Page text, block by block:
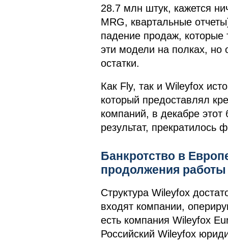
28.7 млн штук, кажется
MRG, квартальные
падение продаж, которые
эти модели на полках, но
остатки.
Как Fly, так и Wileyfox
который предоставлял
компаний, в декабре
результат, прекратилось
Банкротство в
продолжения работы
Структура Wileyfox
входят компании,
есть компания Wileyfox
Российский Wileyfox